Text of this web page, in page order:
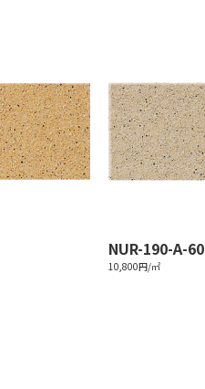
NUR-190-A-60
10,800円/㎡